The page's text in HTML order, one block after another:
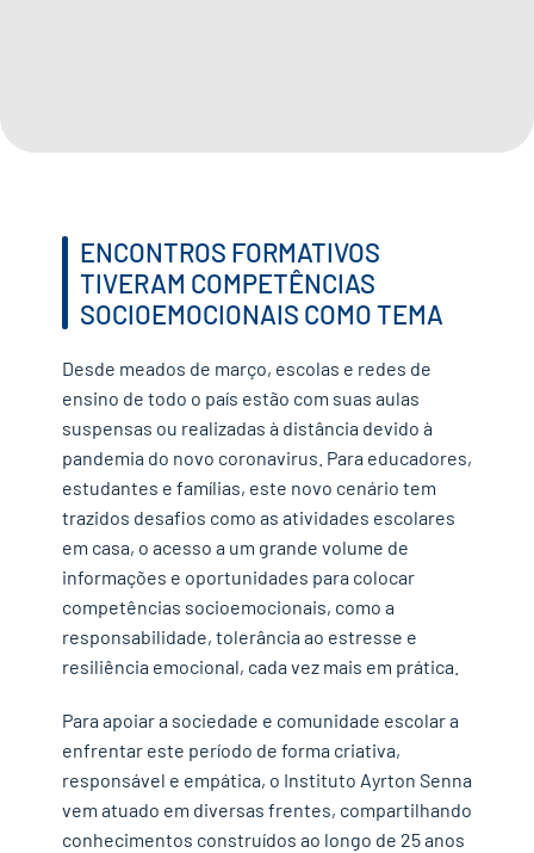
QUERO APOIAR
ENCONTROS FORMATIVOS
TIVERAM COMPETÊNCIAS
SOCIOEMOCIONAIS COMO TEMA
Desde meados de março, escolas e redes de
ensino de todo o país estão com suas aulas
suspensas ou realizadas à distância devido à
pandemia do novo coronavirus. Para educadores,
estudantes e famílias, este novo cenário tem
trazidos desafios como as atividades escolares
em casa, o acesso a um grande volume de
informações e oportunidades para colocar
competências socioemocionais, como a
responsabilidade, tolerância ao estresse e
resiliência emocional, cada vez mais em prática.
Para apoiar a sociedade e comunidade escolar a
enfrentar este período de forma criativa,
responsável e empática, o Instituto Ayrton Senna
vem atuado em diversas frentes, compartilhando
conhecimentos construídos ao longo de 25 anos